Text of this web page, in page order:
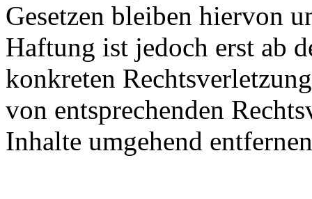
Gesetzen bleiben hiervon
Haftung ist jedoch erst ab
konkreten
von entsprechenden
Inhalte umgehend